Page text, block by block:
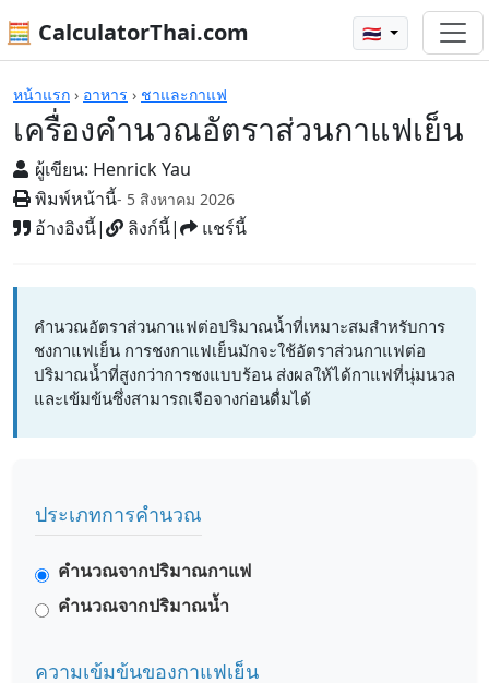
🧮 CalculatorThai.com 🇹🇭
หน้าแรก › อาหาร › ชาและกาแฟ
เครื่องคำนวณอัตราส่วนกาแฟเย็น
ผู้เขียน: Henrick Yau
พิมพ์หน้านี้- 5 สิงหาคม 2026
อ้างอิงนี้| ลิงก์นี้| แชร์นี้
เครื่องคิดเลข
คำนวณอัตราส่วนกาแฟต่อปริมาณน้ำที่เหมาะสมสำหรับการ
ชงกาแฟเย็น การชงกาแฟเย็นมักจะใช้อัตราส่วนกาแฟต่อ
ปริมาณน้ำที่สูงกว่าการชงแบบร้อน ส่งผลให้ได้กาแฟที่นุ่มนวล
และเข้มข้นซึ่งสามารถเจือจางก่อนดื่มได้
ประเภทการคำนวณ
คำนวณจากปริมาณกาแฟ
คำนวณจากปริมาณน้ำ
ความเข้มข้นของกาแฟเย็น